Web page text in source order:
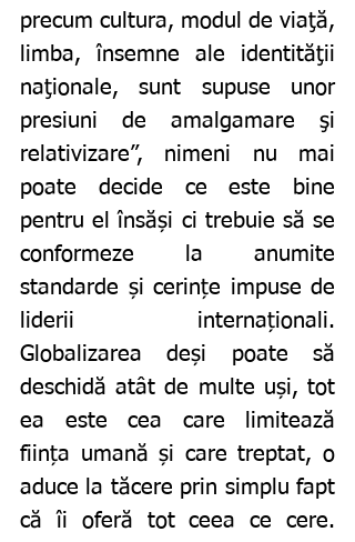
precum cultura, modul de viaţă,
limba, însemne ale identităţii
naţionale, sunt supuse unor
presiuni de amalgamare şi
relativizare”, nimeni nu mai
poate decide ce este bine
pentru el însăși ci trebuie să se
conformeze la anumite
standarde și cerințe impuse de
liderii internaționali.
Globalizarea deși poate să
deschidă atât de multe uși, tot
ea este cea care limitează
ființa umană și care treptat, o
aduce la tăcere prin simplu fapt
că îi oferă tot ceea ce cere.